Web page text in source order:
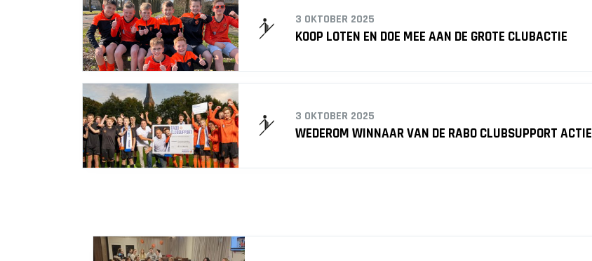
3 OKTOBER 2025
KOOP LOTEN EN DOE MEE AAN DE GROTE CLUBACTIE
3 OKTOBER 2025
WEDEROM WINNAAR VAN DE RABO CLUBSUPPORT ACTIE